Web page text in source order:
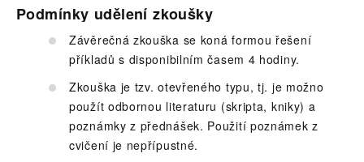
Podmínky udělení zkoušky
Závěrečná zkouška se koná formou řešení
příkladů s disponibilním časem 4 hodiny.
Zkouška je tzv. otevřeného typu, tj. je možno
použít odbornou literaturu (skripta, kniky) a
poznámky z přednášek. Použití poznámek z
cvičení je nepřípustné.